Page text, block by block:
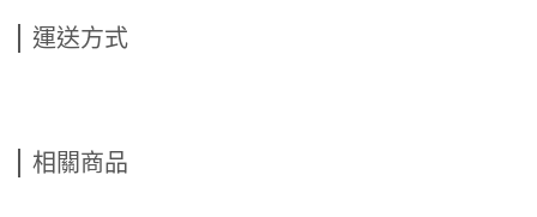
運送方式
相關商品